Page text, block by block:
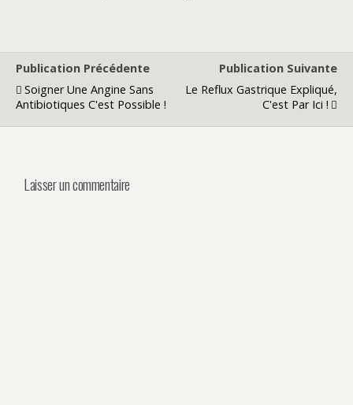
Publication Précédente
Soigner Une Angine Sans
Antibiotiques C'est Possible !
Publication Suivante
Le Reflux Gastrique Expliqué,
C'est Par Ici !
Laisser un commentaire